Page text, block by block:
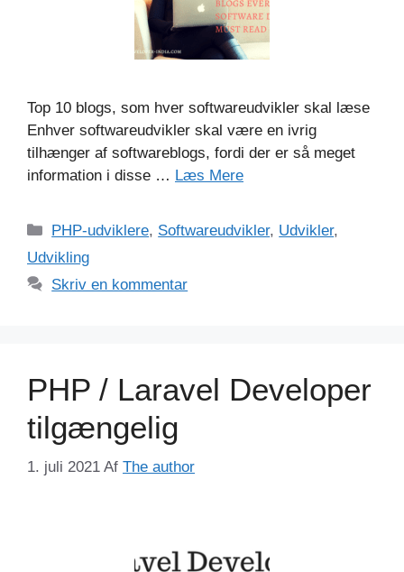
Top 10 blogs, som hver softwareudvikler skal læse
Enhver softwareudvikler skal være en ivrig
tilhænger af softwareblogs, fordi der er så meget
information i disse … Læs Mere
Kategorier
PHP-udviklere, Softwareudvikler, Udvikler,
Udvikling
Skriv en kommentar
PHP / Laravel Developer
tilgængelig
1. juli 2021 Af The author